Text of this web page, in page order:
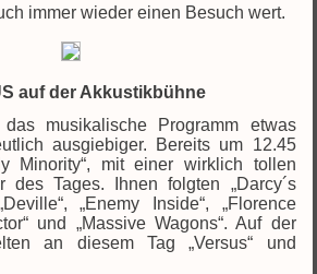
immer wieder einen Besuch wert.
auf der Akkustikbühne
musikalische Programm etwas
ausgiebiger. Bereits um 12.45
Minority“, mit einer wirklich tollen
des Tages. Ihnen folgten „Darcy´s
„Enemy Inside“, „Florence
und „Massive Wagons“. Auf der
an diesem Tag „Versus“ und